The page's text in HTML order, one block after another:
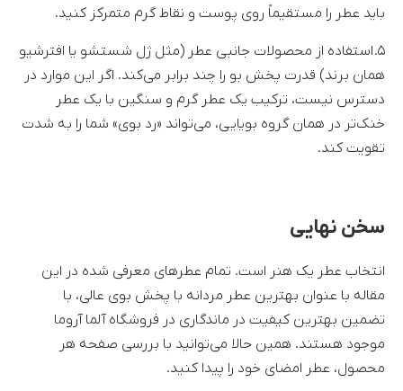
باید عطر را مستقیماً روی پوست و نقاط گرم متمرکز کنید.
۵. استفاده از محصولات جانبی عطر (مثل ژل شستشو یا افترشیو
همان برند) قدرت پخش بو را چند برابر می‌کند. اگر این موارد در
دسترس نیست، ترکیب یک عطر گرم و سنگین با یک عطر
خنک‌تر در همان گروه بویایی، می‌تواند «رد بوی» شما را به شدت
تقویت کند.
سخن نهایی
انتخاب عطر یک هنر است. تمام عطرهای معرفی شده در این
مقاله با عنوان بهترین عطر مردانه با پخش بوی عالی، با
تضمین بهترین کیفیت در ماندگاری در فروشگاه آلما آروما
موجود هستند. همین حالا می‌توانید با بررسی صفحه هر
محصول، عطر امضای خود را پیدا کنید.